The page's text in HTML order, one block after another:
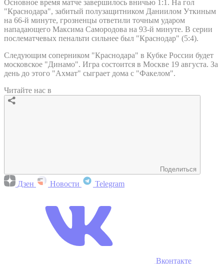
Основное время матче завершилось вничью 1:1. На гол
"Краснодара", забитый полузащитником Даниилом Уткиным
на 66-й минуте, грозненцы ответили точным ударом
нападающего Максима Самородова на 93-й минуте. В серии
послематчевых пенальти сильнее был "Краснодар" (5:4).
Следующим соперником "Краснодара" в Кубке России будет
московское "Динамо". Игра состоится в Москве 19 августа. За
день до этого "Ахмат" сыграет дома с "Факелом".
Читайте нас в
Поделиться
Дзен Новости Telegram
Вконтакте